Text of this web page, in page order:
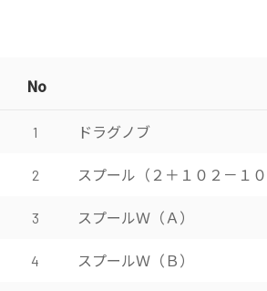
No
1 ドラグノブ
2 スプール（２＋１０２－１０
3 スプールＷ（Ａ）
4 スプールＷ（Ｂ）